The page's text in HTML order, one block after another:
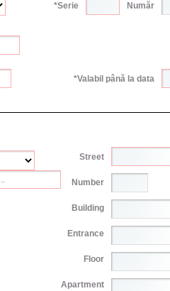
*Serie Număr
*Valabil până la data
Street
Number
Building
Entrance
Floor
Apartment